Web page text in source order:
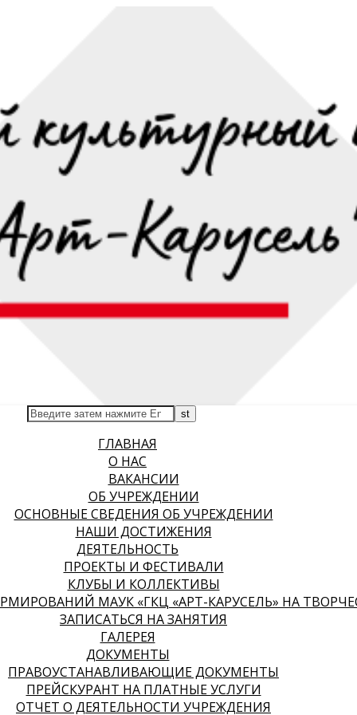
ГЛАВНАЯ
О НАС
ВАКАНСИИ
ОБ УЧРЕЖДЕНИИ
ОСНОВНЫЕ СВЕДЕНИЯ ОБ УЧРЕЖДЕНИИ
НАШИ ДОСТИЖЕНИЯ
ДЕЯТЕЛЬНОСТЬ
ПРОЕКТЫ И ФЕСТИВАЛИ
КЛУБЫ И КОЛЛЕКТИВЫ
МАУК «ГКЦ «АРТ-КАРУСЕЛЬ» НА
ЗАПИСАТЬСЯ НА ЗАНЯТИЯ
ГАЛЕРЕЯ
ДОКУМЕНТЫ
ПРАВОУСТАНАВЛИВАЮЩИЕ ДОКУМЕНТЫ
ПРЕЙСКУРАНТ НА ПЛАТНЫЕ УСЛУГИ
ОТЧЕТ О ДЕЯТЕЛЬНОСТИ УЧРЕЖДЕНИЯ